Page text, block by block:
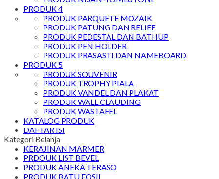
PRODUK 4
PRODUK PARQUETE MOZAIK
PRODUK PATUNG DAN RELIEF
PRODUK PEDESTAL DAN BATHUP
PRODUK PEN HOLDER
PRODUK PRASASTI DAN NAMEBOARD
PRODUK 5
PRODUK SOUVENIR
PRODUK TROPHY PIALA
PRODUK VANDEL DAN PLAKAT
PRODUK WALL CLAUDING
PRODUK WASTAFEL
KATALOG PRODUK
DAFTAR ISI
Kategori Belanja
KERAJINAN MARMER
PRDOUK LIST BEVEL
PRODUK ANEKA TERASO
PRODUK BATU FOSIL